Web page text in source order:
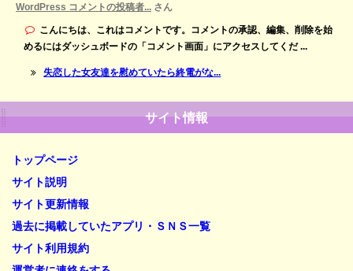
WordPress コメントの投稿者... さん
こんにちは、これはコメントです。コメントの承認、編集、削除を始
めるにはダッシュボードの「コメント画面」にアクセスしてくだ ...
失恋した女友達を慰めていたら終電がな...
サイト情報
トップページ
サイト説明
サイト更新情報
過去に掲載していたアプリ・ＳＮＳ一覧
サイト利用規約